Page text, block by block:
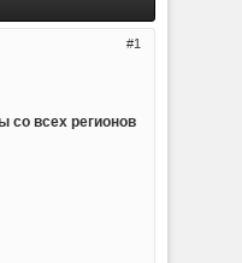
1
со всех регионов